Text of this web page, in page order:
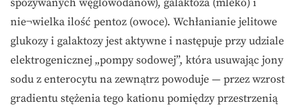
spożywanych węglowodanów), galaktoza (mleko) i
nie¬wielka ilość pentoz (owoce). Wchłanianie jelitowe
glukozy i galaktozy jest aktywne i następuje przy udziale
elektrogenicznej „pompy sodowej”, która usuwając jony
sodu z enterocytu na zewnątrz powoduje — przez wzrost
gradientu stężenia tego kationu pomiędzy przestrzenią